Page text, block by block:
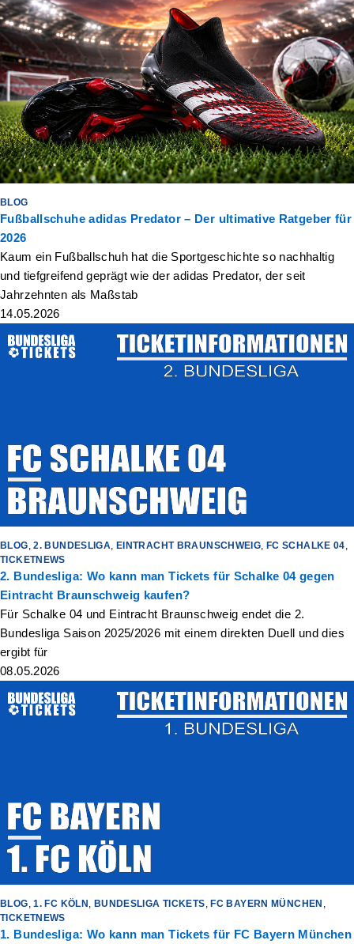
BLOG
Fußballschuhe adidas Predator – Der ultimative Ratgeber für
2026
Kaum ein Fußballschuh hat die Sportgeschichte so nachhaltig
und tiefgreifend geprägt wie der adidas Predator, der seit
Jahrzehnten als Maßstab
14.05.2026
BLOG,2. BUNDESLIGA, EINTRACHT BRAUNSCHWEIG, FC SCHALKE 04,
TICKETNEWS
2. Bundesliga: Wo kann man Tickets für Schalke 04 gegen
Eintracht Braunschweig kaufen?
Für Schalke 04 und Eintracht Braunschweig endet die 2.
Bundesliga Saison 2025/2026 mit einem direkten Duell und dies
ergibt für
08.05.2026
BLOG,1. FC KÖLN , BUNDESLIGA TICKETS, FC BAYERN MÜNCHEN ,
TICKETNEWS
1. Bundesliga: Wo kann man Tickets für FC Bayern München